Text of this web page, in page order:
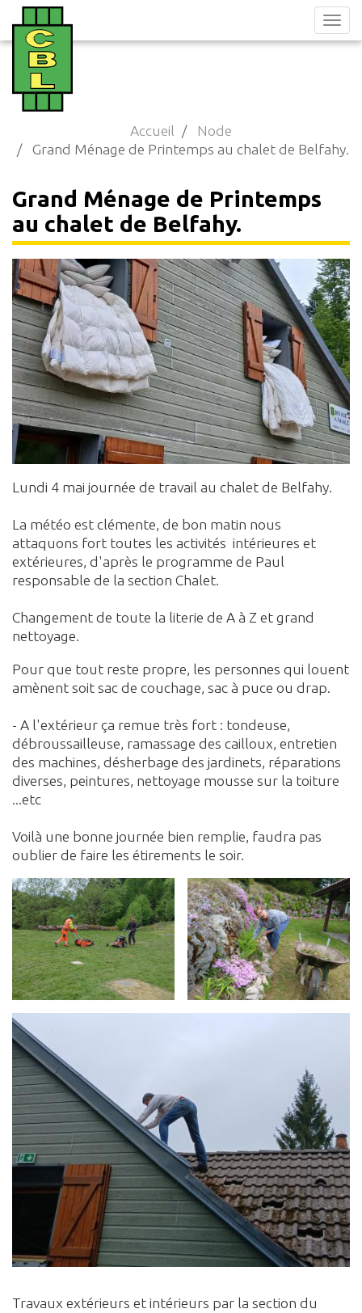
Aller
au
contenu
principal
Accueil
Node
Grand Ménage de Printemps au chalet de Belfahy.
Grand Ménage de Printemps
au chalet de Belfahy.
Lundi 4 mai journée de travail au chalet de Belfahy.
La météo est clémente, de bon matin nous
attaquons fort toutes les activités intérieures et
extérieures, d'après le programme de Paul
responsable de la section Chalet.
Changement de toute la literie de A à Z et grand
nettoyage.
Pour que tout reste propre, les personnes qui louent
amènent soit sac de couchage, sac à puce ou drap.
- A l'extérieur ça remue très fort : tondeuse,
débroussailleuse, ramassage des cailloux, entretien
des machines, désherbage des jardinets, réparations
diverses, peintures, nettoyage mousse sur la toiture
...etc
Voilà une bonne journée bien remplie, faudra pas
oublier de faire les étirements le soir.
Travaux extérieurs et intérieurs par la section du